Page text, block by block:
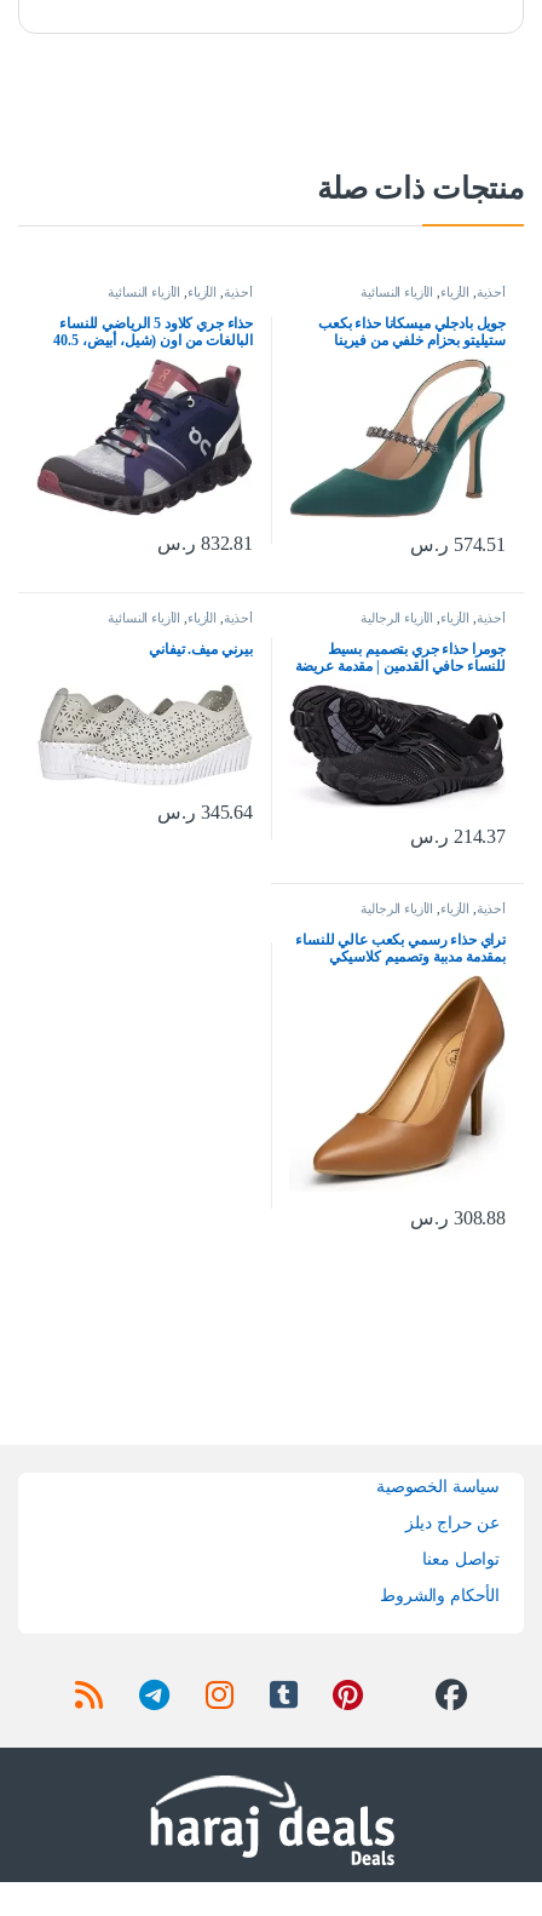
منتجات ذات صلة
أحذية الأزياء الأزياء النسائية
جويل بادجلي ميسكانا حذاء بكعب
ستيليتو بحزام خلفي من فيرينا
574.51 ر.س
أحذية الأزياء الأزياء النسائية
حذاء جري كلاود 5 الرياضي للنساء
البالغات من اون (شيل، أبيض، 40.5
832.81 ر.س
أحذية الأزياء الأزياء الرجالية
جومرا حذاء جري بتصميم بسيط
للنساء حافي القدمين | مقدمة عريضة
214.37 ر.س
أحذية الأزياء الأزياء النسائية
بيرني ميف. تيفاني
345.64 ر.س
أحذية الأزياء الأزياء الرجالية
تراي حذاء رسمي بكعب عالي للنساء
بمقدمة مدببة وتصميم كلاسيكي
مناسب للمكتب
308.88 ر.س
سياسة الخصوصية
عن حراج ديلز
تواصل معنا
الأحكام والشروط